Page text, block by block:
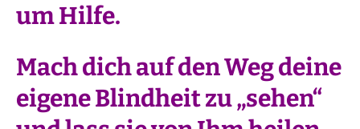
um Hilfe.
Mach dich auf den Weg deine
eigene Blindheit zu „sehen“